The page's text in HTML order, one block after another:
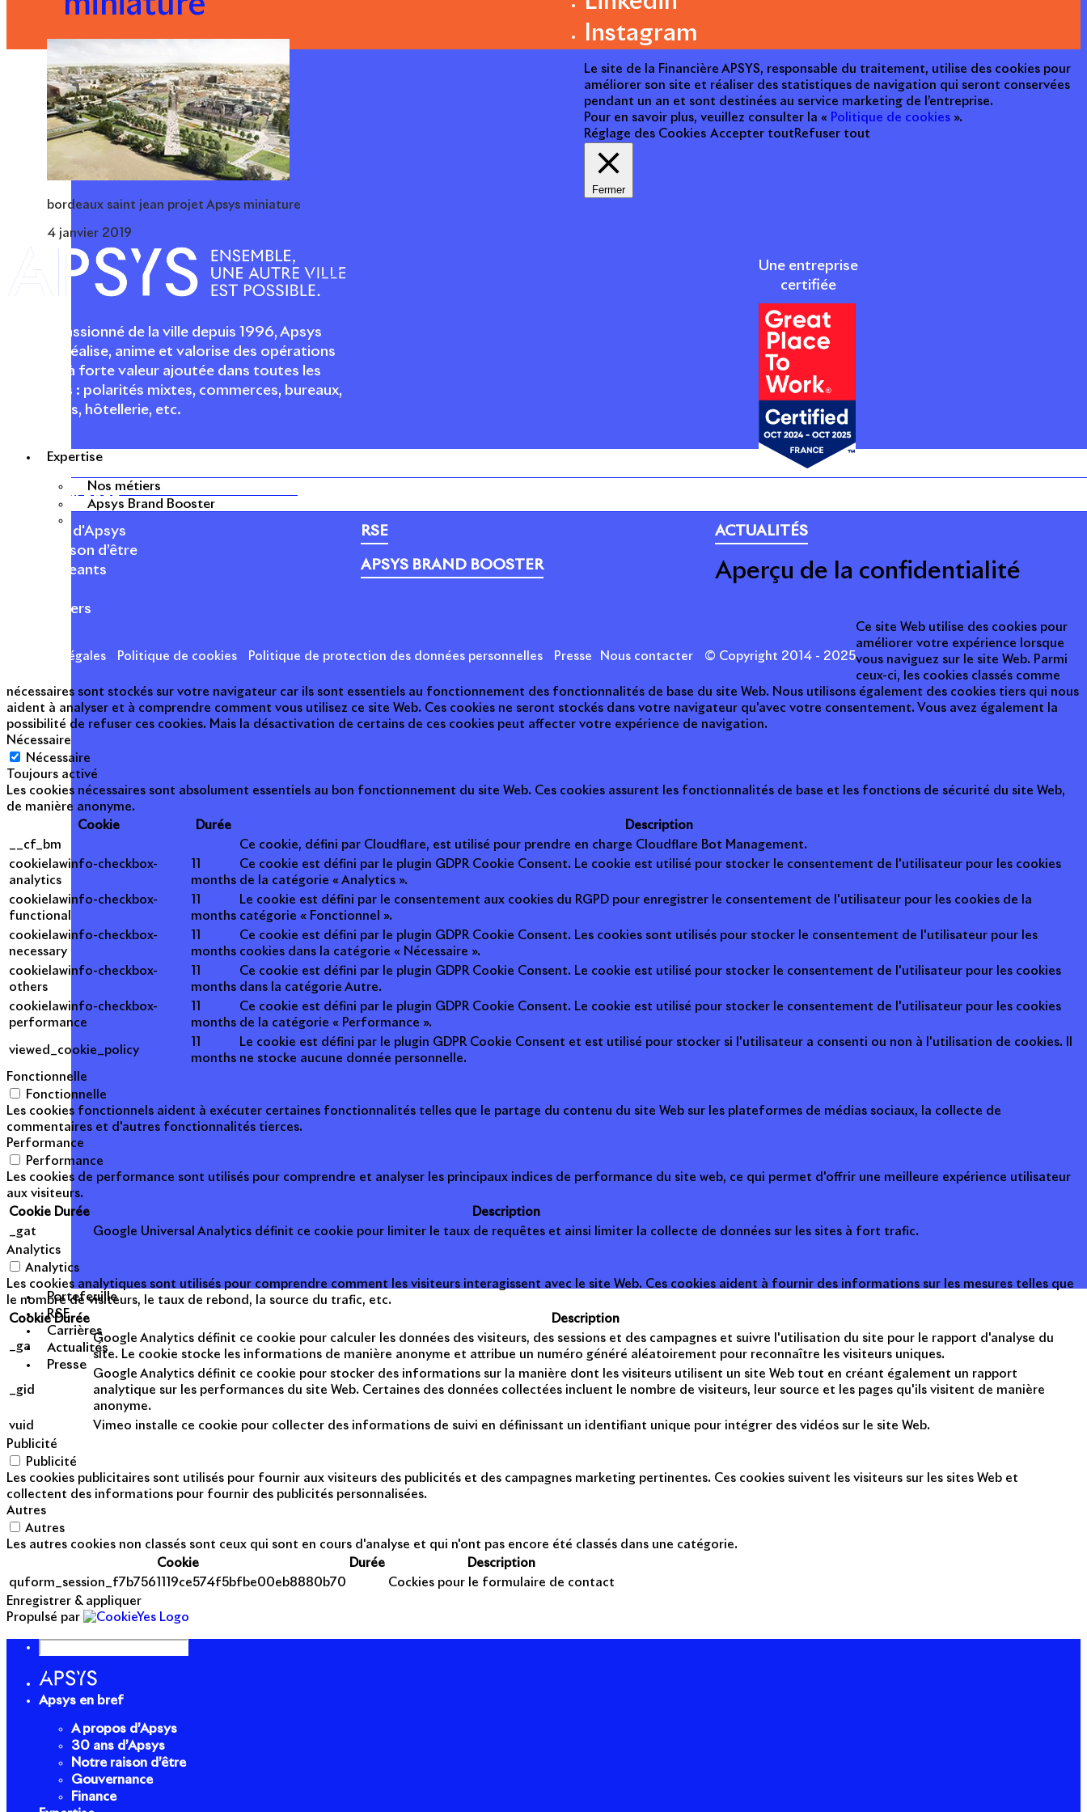
Expertise
Nos métiers
Apsys Brand Booster
Portefeuille
RSE
Carrières
Actualités
Presse
bordeaux saint jean projet Apsys miniature
4 janvier 2019
Acteur passionné de la ville depuis 1996, Apsys
conçoit, réalise, anime et valorise des opérations
urbaines à forte valeur ajoutée dans toutes les
fonctions : polarités mixtes, commerces, bureaux,
logements, hôtellerie, etc.
Une entreprise
certifiée
APSYS EN BREF
À propos d'Apsys
Notre raison d’être
Nos dirigeants
Nos métiers
RSE
APSYS BRAND BOOSTER
ACTUALITÉS
Mentions légales Politique de cookies Politique de protection des données personnelles Presse Nous contacter © Copyright 2014 - 2025
Instagram
Le site de la Financière APSYS, responsable du traitement, utilise des cookies pour
améliorer son site et réaliser des statistiques de navigation qui seront conservées
pendant un an et sont destinées au service marketing de l’entreprise.
Pour en savoir plus, veuillez consulter la « Politique de cookies ».
Réglage des Cookies Accepter tout Refuser tout
Fermer
Aperçu de la confidentialité
Ce site Web utilise des cookies pour
améliorer votre expérience lorsque
vous naviguez sur le site Web. Parmi
ceux-ci, les cookies classés comme
nécessaires sont stockés sur votre navigateur car ils sont essentiels au fonctionnement des fonctionnalités de base du site Web. Nous utilisons également des cookies tiers qui nous
aident à analyser et à comprendre comment vous utilisez ce site Web. Ces cookies ne seront stockés dans votre navigateur qu'avec votre consentement. Vous avez également la
possibilité de refuser ces cookies. Mais la désactivation de certains de ces cookies peut affecter votre expérience de navigation.
Nécessaire
Nécessaire
Toujours activé
Les cookies nécessaires sont absolument essentiels au bon fonctionnement du site Web. Ces cookies assurent les fonctionnalités de base et les fonctions de sécurité du site Web,
de manière anonyme.
Cookie
Durée
Description
__cf_bm
Ce cookie, défini par Cloudflare, est utilisé pour prendre en charge Cloudflare Bot Management.
cookielawinfo-checkbox-
analytics
months
Ce cookie est défini par le plugin GDPR Cookie Consent. Le cookie est utilisé pour stocker le consentement de l'utilisateur pour les cookies
de la catégorie « Analytics ».
cookielawinfo-checkbox-
functional
months
Le cookie est défini par le consentement aux cookies du RGPD pour enregistrer le consentement de l'utilisateur pour les cookies de la
catégorie « Fonctionnel ».
cookielawinfo-checkbox-
necessary
months
Ce cookie est défini par le plugin GDPR Cookie Consent. Les cookies sont utilisés pour stocker le consentement de l'utilisateur pour les
cookies dans la catégorie « Nécessaire ».
cookielawinfo-checkbox-
others
months
Ce cookie est défini par le plugin GDPR Cookie Consent. Le cookie est utilisé pour stocker le consentement de l'utilisateur pour les cookies
dans la catégorie Autre.
cookielawinfo-checkbox-
performance
months
Ce cookie est défini par le plugin GDPR Cookie Consent. Le cookie est utilisé pour stocker le consentement de l'utilisateur pour les cookies
de la catégorie « Performance ».
viewed_cookie_policy
months
Le cookie est défini par le plugin GDPR Cookie Consent et est utilisé pour stocker si l'utilisateur a consenti ou non à l'utilisation de cookies. Il
ne stocke aucune donnée personnelle.
Fonctionnelle
Fonctionnelle
Les cookies fonctionnels aident à exécuter certaines fonctionnalités telles que le partage du contenu du site Web sur les plateformes de médias sociaux, la collecte de
commentaires et d'autres fonctionnalités tierces.
Performance
Performance
Les cookies de performance sont utilisés pour comprendre et analyser les principaux indices de performance du site web, ce qui permet d'offrir une meilleure expérience utilisateur
aux visiteurs.
Cookie Durée
Description
_gat
Google Universal Analytics définit ce cookie pour limiter le taux de requêtes et ainsi limiter la collecte de données sur les sites à fort trafic.
Analytics
Analytics
Les cookies analytiques sont utilisés pour comprendre comment les visiteurs interagissent avec le site Web. Ces cookies aident à fournir des informations sur les mesures telles que
le nombre de visiteurs, le taux de rebond, la source du trafic, etc.
Cookie Durée Description
_ga
Google Analytics définit ce cookie pour calculer les données des visiteurs, des sessions et des campagnes et suivre l'utilisation du site pour le rapport d'analyse du
site. Le cookie stocke les informations de manière anonyme et attribue un numéro généré aléatoirement pour reconnaître les visiteurs uniques.
_gid
Google Analytics définit ce cookie pour stocker des informations sur la manière dont les visiteurs utilisent un site Web tout en créant également un rapport
analytique sur les performances du site Web. Certaines des données collectées incluent le nombre de visiteurs, leur source et les pages qu'ils visitent de manière
anonyme.
vuid
Vimeo installe ce cookie pour collecter des informations de suivi en définissant un identifiant unique pour intégrer des vidéos sur le site Web.
Publicité
Publicité
Les cookies publicitaires sont utilisés pour fournir aux visiteurs des publicités et des campagnes marketing pertinentes. Ces cookies suivent les visiteurs sur les sites Web et
collectent des informations pour fournir des publicités personnalisées.
Autres
Autres
Les autres cookies non classés sont ceux qui sont en cours d'analyse et qui n'ont pas encore été classés dans une catégorie.
Cookie
Durée
Description
quform_session_f7b7561119ce574f5bfbe00eb8880b70
Cockies pour le formulaire de contact
Enregistrer & appliquer
Propulsé par
Apsys en bref
A propos d’Apsys
30 ans d’Apsys
Notre raison d’être
Gouvernance
Finance